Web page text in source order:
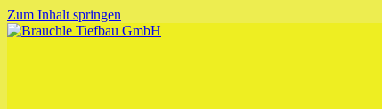
Zum Inhalt springen